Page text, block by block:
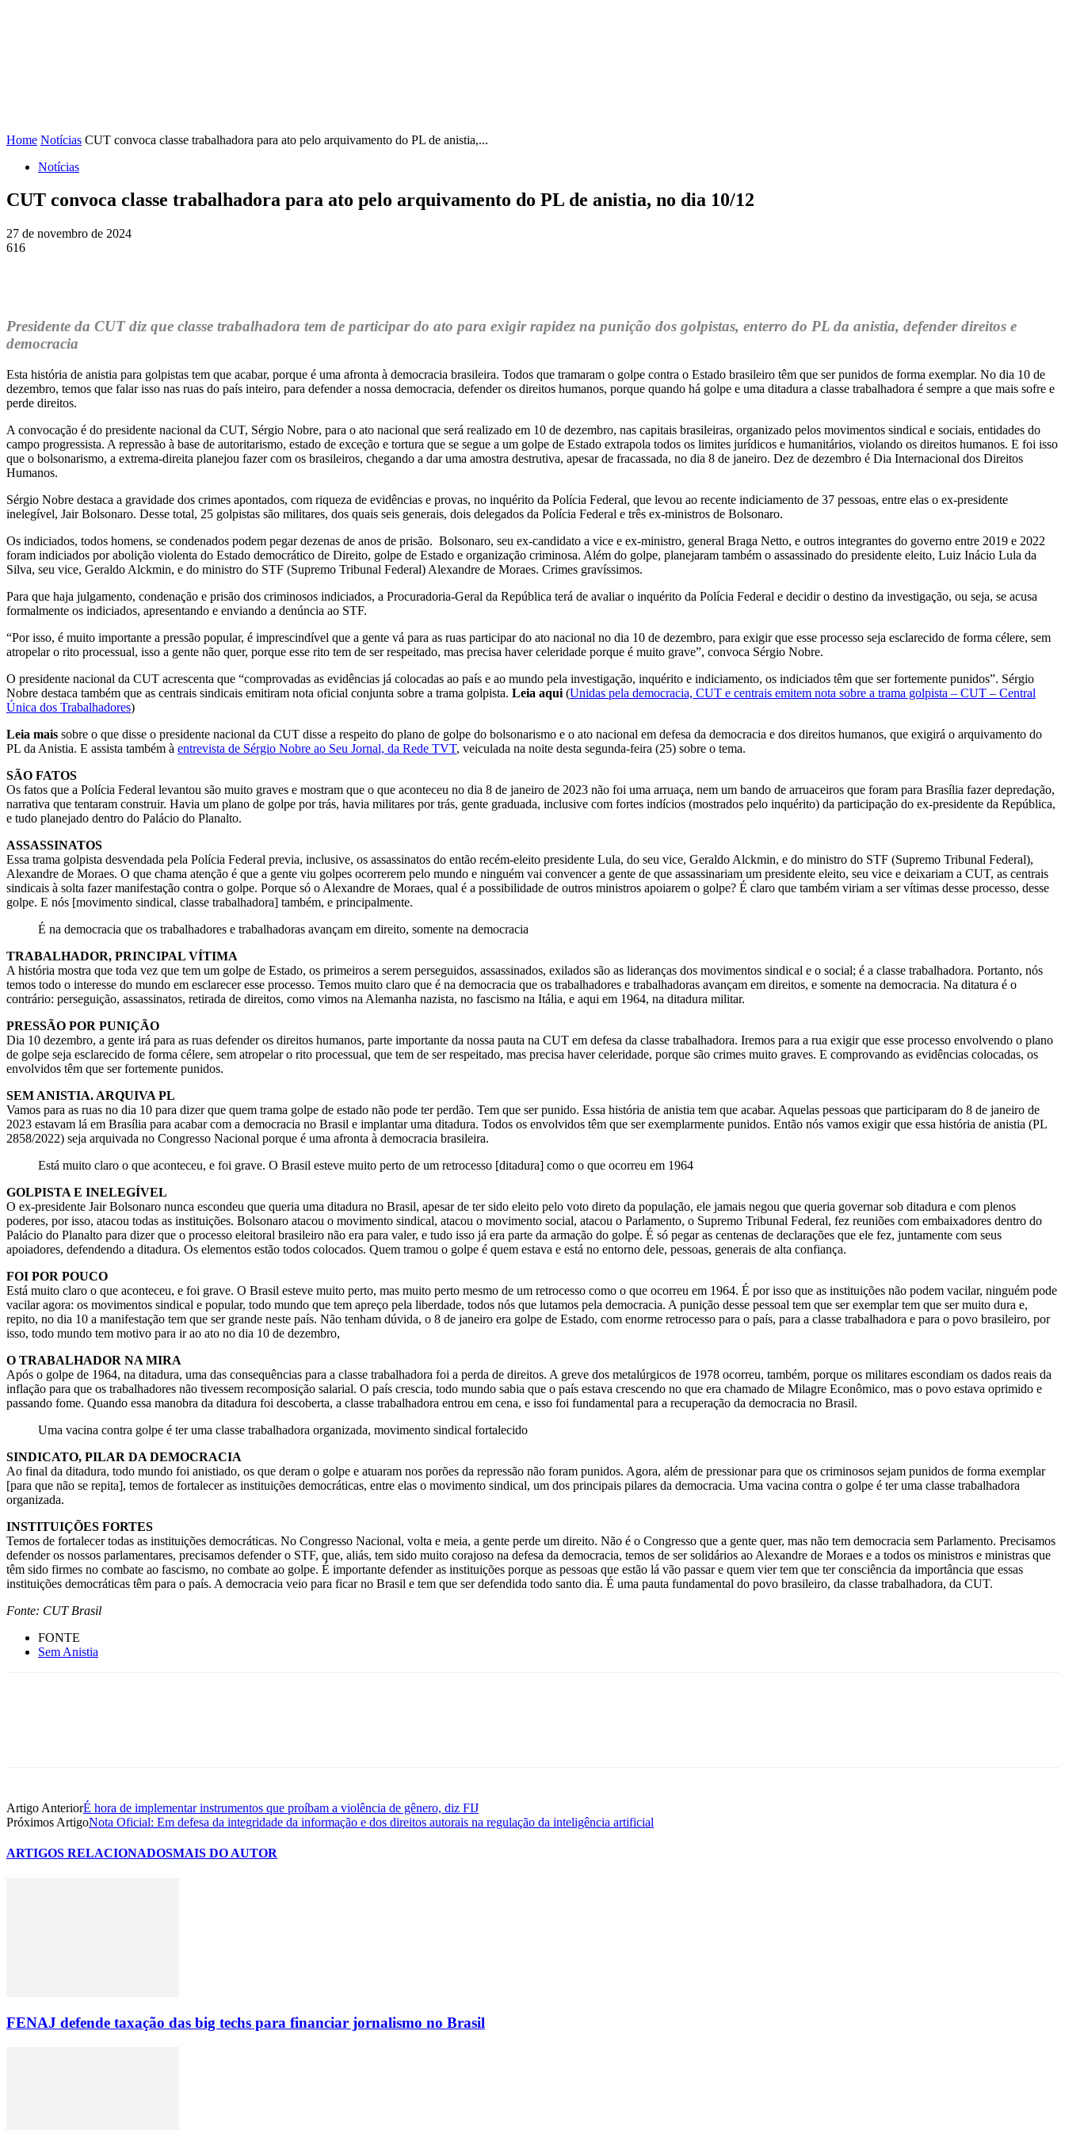
Home Notícias CUT convoca classe trabalhadora para ato pelo arquivamento do PL de anistia,...
Notícias
CUT convoca classe trabalhadora para ato pelo arquivamento do PL de anistia, no dia 10/12
27 de novembro de 2024
616
Presidente da CUT diz que classe trabalhadora tem de participar do ato para exigir rapidez na punição dos golpistas, enterro do PL da anistia, defender direitos e
democracia
Esta história de anistia para golpistas tem que acabar, porque é uma afronta à democracia brasileira. Todos que tramaram o golpe contra o Estado brasileiro têm que ser punidos de forma exemplar. No dia 10 de
dezembro, temos que falar isso nas ruas do país inteiro, para defender a nossa democracia, defender os direitos humanos, porque quando há golpe e uma ditadura a classe trabalhadora é sempre a que mais sofre e
perde direitos.
A convocação é do presidente nacional da CUT, Sérgio Nobre, para o ato nacional que será realizado em 10 de dezembro, nas capitais brasileiras, organizado pelos movimentos sindical e sociais, entidades do
campo progressista. A repressão à base de autoritarismo, estado de exceção e tortura que se segue a um golpe de Estado extrapola todos os limites jurídicos e humanitários, violando os direitos humanos. E foi isso
que o bolsonarismo, a extrema-direita planejou fazer com os brasileiros, chegando a dar uma amostra destrutiva, apesar de fracassada, no dia 8 de janeiro. Dez de dezembro é Dia Internacional dos Direitos
Humanos.
Sérgio Nobre destaca a gravidade dos crimes apontados, com riqueza de evidências e provas, no inquérito da Polícia Federal, que levou ao recente indiciamento de 37 pessoas, entre elas o ex-presidente
inelegível, Jair Bolsonaro. Desse total, 25 golpistas são militares, dos quais seis generais, dois delegados da Polícia Federal e três ex-ministros de Bolsonaro.
Os indiciados, todos homens, se condenados podem pegar dezenas de anos de prisão. Bolsonaro, seu ex-candidato a vice e ex-ministro, general Braga Netto, e outros integrantes do governo entre 2019 e 2022
foram indiciados por abolição violenta do Estado democrático de Direito, golpe de Estado e organização criminosa. Além do golpe, planejaram também o assassinado do presidente eleito, Luiz Inácio Lula da
Silva, seu vice, Geraldo Alckmin, e do ministro do STF (Supremo Tribunal Federal) Alexandre de Moraes. Crimes gravíssimos.
Para que haja julgamento, condenação e prisão dos criminosos indiciados, a Procuradoria-Geral da República terá de avaliar o inquérito da Polícia Federal e decidir o destino da investigação, ou seja, se acusa
formalmente os indiciados, apresentando e enviando a denúncia ao STF.
“Por isso, é muito importante a pressão popular, é imprescindível que a gente vá para as ruas participar do ato nacional no dia 10 de dezembro, para exigir que esse processo seja esclarecido de forma célere, sem
atropelar o rito processual, isso a gente não quer, porque esse rito tem de ser respeitado, mas precisa haver celeridade porque é muito grave”, convoca Sérgio Nobre.
O presidente nacional da CUT acrescenta que “comprovadas as evidências já colocadas ao país e ao mundo pela investigação, inquérito e indiciamento, os indiciados têm que ser fortemente punidos”. Sérgio
Nobre destaca também que as centrais sindicais emitiram nota oficial conjunta sobre a trama golpista. Leia aqui (Unidas pela democracia, CUT e centrais emitem nota sobre a trama golpista – CUT – Central
Única dos Trabalhadores)
Leia mais sobre o que disse o presidente nacional da CUT disse a respeito do plano de golpe do bolsonarismo e o ato nacional em defesa da democracia e dos direitos humanos, que exigirá o arquivamento do
PL da Anistia. E assista também à entrevista de Sérgio Nobre ao Seu Jornal, da Rede TVT, veiculada na noite desta segunda-feira (25) sobre o tema.
SÃO FATOS
Os fatos que a Polícia Federal levantou são muito graves e mostram que o que aconteceu no dia 8 de janeiro de 2023 não foi uma arruaça, nem um bando de arruaceiros que foram para Brasília fazer depredação,
narrativa que tentaram construir. Havia um plano de golpe por trás, havia militares por trás, gente graduada, inclusive com fortes indícios (mostrados pelo inquérito) da participação do ex-presidente da República,
e tudo planejado dentro do Palácio do Planalto.
ASSASSINATOS
Essa trama golpista desvendada pela Polícia Federal previa, inclusive, os assassinatos do então recém-eleito presidente Lula, do seu vice, Geraldo Alckmin, e do ministro do STF (Supremo Tribunal Federal),
Alexandre de Moraes. O que chama atenção é que a gente viu golpes ocorrerem pelo mundo e ninguém vai convencer a gente de que assassinariam um presidente eleito, seu vice e deixariam a CUT, as centrais
sindicais à solta fazer manifestação contra o golpe. Porque só o Alexandre de Moraes, qual é a possibilidade de outros ministros apoiarem o golpe? É claro que também viriam a ser vítimas desse processo, desse
golpe. E nós [movimento sindical, classe trabalhadora] também, e principalmente.
É na democracia que os trabalhadores e trabalhadoras avançam em direito, somente na democracia
TRABALHADOR, PRINCIPAL VÍTIMA
A história mostra que toda vez que tem um golpe de Estado, os primeiros a serem perseguidos, assassinados, exilados são as lideranças dos movimentos sindical e o social; é a classe trabalhadora. Portanto, nós
temos todo o interesse do mundo em esclarecer esse processo. Temos muito claro que é na democracia que os trabalhadores e trabalhadoras avançam em direitos, e somente na democracia. Na ditatura é o
contrário: perseguição, assassinatos, retirada de direitos, como vimos na Alemanha nazista, no fascismo na Itália, e aqui em 1964, na ditadura militar.
PRESSÃO POR PUNIÇÃO
Dia 10 dezembro, a gente irá para as ruas defender os direitos humanos, parte importante da nossa pauta na CUT em defesa da classe trabalhadora. Iremos para a rua exigir que esse processo envolvendo o plano
de golpe seja esclarecido de forma célere, sem atropelar o rito processual, que tem de ser respeitado, mas precisa haver celeridade, porque são crimes muito graves. E comprovando as evidências colocadas, os
envolvidos têm que ser fortemente punidos.
SEM ANISTIA. ARQUIVA PL
Vamos para as ruas no dia 10 para dizer que quem trama golpe de estado não pode ter perdão. Tem que ser punido. Essa história de anistia tem que acabar. Aquelas pessoas que participaram do 8 de janeiro de
2023 estavam lá em Brasília para acabar com a democracia no Brasil e implantar uma ditadura. Todos os envolvidos têm que ser exemplarmente punidos. Então nós vamos exigir que essa história de anistia (PL
2858/2022) seja arquivada no Congresso Nacional porque é uma afronta à democracia brasileira.
Está muito claro o que aconteceu, e foi grave. O Brasil esteve muito perto de um retrocesso [ditadura] como o que ocorreu em 1964
GOLPISTA E INELEGÍVEL
O ex-presidente Jair Bolsonaro nunca escondeu que queria uma ditadura no Brasil, apesar de ter sido eleito pelo voto direto da população, ele jamais negou que queria governar sob ditadura e com plenos
poderes, por isso, atacou todas as instituições. Bolsonaro atacou o movimento sindical, atacou o movimento social, atacou o Parlamento, o Supremo Tribunal Federal, fez reuniões com embaixadores dentro do
Palácio do Planalto para dizer que o processo eleitoral brasileiro não era para valer, e tudo isso já era parte da armação do golpe. É só pegar as centenas de declarações que ele fez, juntamente com seus
apoiadores, defendendo a ditadura. Os elementos estão todos colocados. Quem tramou o golpe é quem estava e está no entorno dele, pessoas, generais de alta confiança.
FOI POR POUCO
Está muito claro o que aconteceu, e foi grave. O Brasil esteve muito perto, mas muito perto mesmo de um retrocesso como o que ocorreu em 1964. É por isso que as instituições não podem vacilar, ninguém pode
vacilar agora: os movimentos sindical e popular, todo mundo que tem apreço pela liberdade, todos nós que lutamos pela democracia. A punição desse pessoal tem que ser exemplar tem que ser muito dura e,
repito, no dia 10 a manifestação tem que ser grande neste país. Não tenham dúvida, o 8 de janeiro era golpe de Estado, com enorme retrocesso para o país, para a classe trabalhadora e para o povo brasileiro, por
isso, todo mundo tem motivo para ir ao ato no dia 10 de dezembro,
O TRABALHADOR NA MIRA
Após o golpe de 1964, na ditadura, uma das consequências para a classe trabalhadora foi a perda de direitos. A greve dos metalúrgicos de 1978 ocorreu, também, porque os militares escondiam os dados reais da
inflação para que os trabalhadores não tivessem recomposição salarial. O país crescia, todo mundo sabia que o país estava crescendo no que era chamado de Milagre Econômico, mas o povo estava oprimido e
passando fome. Quando essa manobra da ditadura foi descoberta, a classe trabalhadora entrou em cena, e isso foi fundamental para a recuperação da democracia no Brasil.
Uma vacina contra golpe é ter uma classe trabalhadora organizada, movimento sindical fortalecido
SINDICATO, PILAR DA DEMOCRACIA
Ao final da ditadura, todo mundo foi anistiado, os que deram o golpe e atuaram nos porões da repressão não foram punidos. Agora, além de pressionar para que os criminosos sejam punidos de forma exemplar
[para que não se repita], temos de fortalecer as instituições democráticas, entre elas o movimento sindical, um dos principais pilares da democracia. Uma vacina contra o golpe é ter uma classe trabalhadora
organizada.
INSTITUIÇÕES FORTES
Temos de fortalecer todas as instituições democráticas. No Congresso Nacional, volta e meia, a gente perde um direito. Não é o Congresso que a gente quer, mas não tem democracia sem Parlamento. Precisamos
defender os nossos parlamentares, precisamos defender o STF, que, aliás, tem sido muito corajoso na defesa da democracia, temos de ser solidários ao Alexandre de Moraes e a todos os ministros e ministras que
têm sido firmes no combate ao fascismo, no combate ao golpe. É importante defender as instituições porque as pessoas que estão lá vão passar e quem vier tem que ter consciência da importância que essas
instituições democráticas têm para o país. A democracia veio para ficar no Brasil e tem que ser defendida todo santo dia. É uma pauta fundamental do povo brasileiro, da classe trabalhadora, da CUT.
Fonte: CUT Brasil
FONTE
Sem Anistia
Artigo AnteriorÉ hora de implementar instrumentos que proíbam a violência de gênero, diz FIJ
Próximos ArtigoNota Oficial: Em defesa da integridade da informação e dos direitos autorais na regulação da inteligência artificial
ARTIGOS RELACIONADOSMAIS DO AUTOR
FENAJ defende taxação das big techs para financiar jornalismo no Brasil